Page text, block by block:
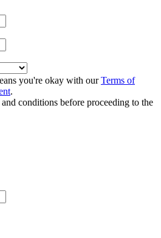
you're okay with ourTerms of
.
conditions before proceeding to the